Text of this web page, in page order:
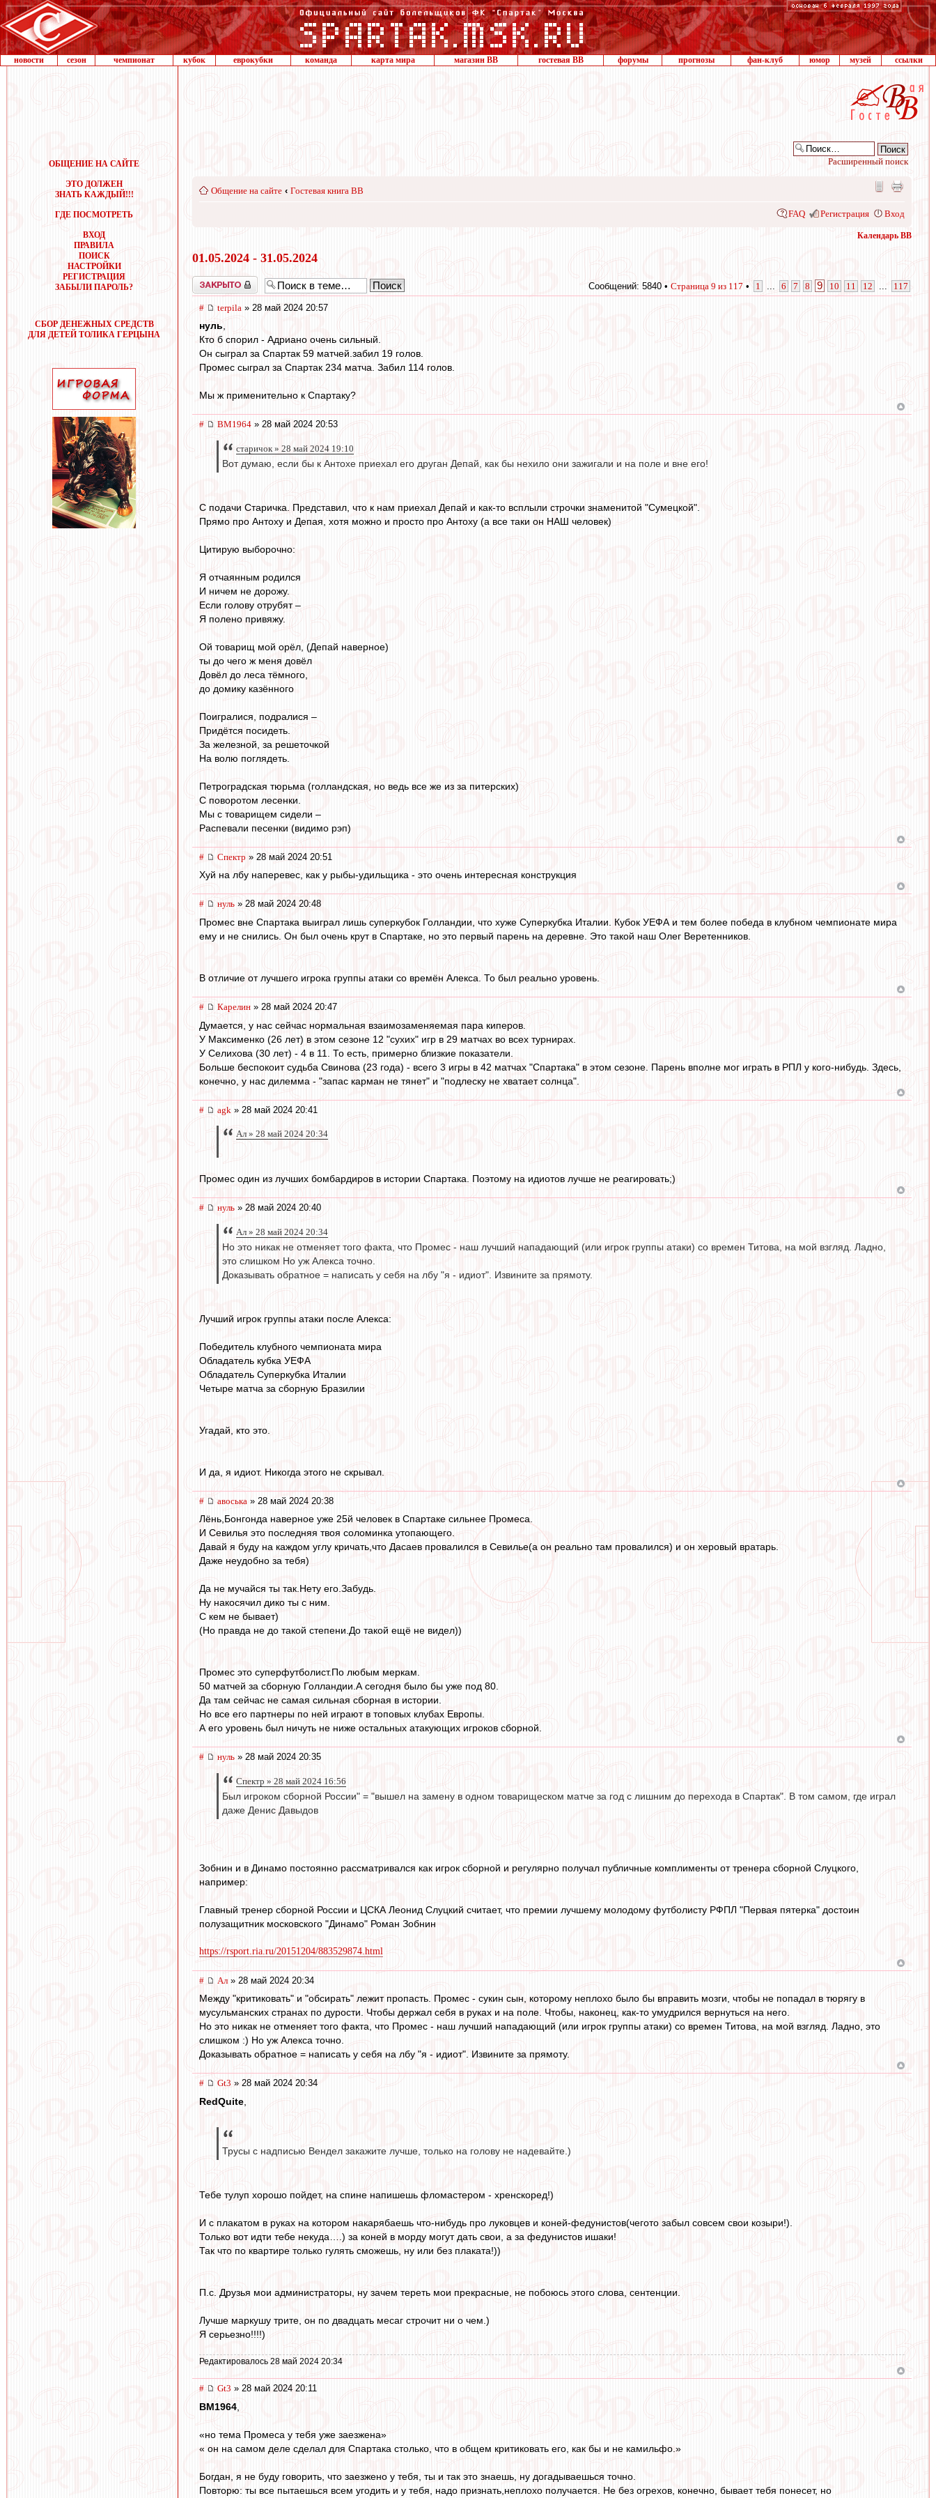
новости сезон чемпионат кубок еврокубки команда карта мира магазин ВВ гостевая ВВ форумы прогнозы фан-клуб юмор музей ссылки
ОБЩЕНИЕ НА САЙТЕ
ЭТО ДОЛЖЕН
ЗНАТЬ КАЖДЫЙ!!!
ГДЕ ПОСМОТРЕТЬ
ВХОД
ПРАВИЛА
ПОИСК
НАСТРОЙКИ
РЕГИСТРАЦИЯ
ЗАБЫЛИ ПАРОЛЬ?
СБОР ДЕНЕЖНЫХ СРЕДСТВ
ДЛЯ ДЕТЕЙ ТОЛИКА ГЕРЦЫНА
Расширенный поиск
Общение на сайте ‹ Гостевая книга ВВ
FAQ Регистрация Вход
Календарь ВВ
01.05.2024 - 31.05.2024
Закрыто Сообщений: 5840 • Страница 9 из 117 • 1 6 7 8 9 10 11 12 117
# terpila » 28 май 2024 20:57
нуль,
Кто б спорил - Адриано очень сильный.
Он сыграл за Спартак 59 матчей.забил 19 голов.
Промес сыграл за Спартак 234 матча. Забил 114 голов.
Мы ж применительно к Спартаку?
# BM1964 » 28 май 2024 20:53
старичок » 28 май 2024 19:10
Вот думаю, если бы к Антохе приехал его друган Депай, как бы нехило они зажигали и на поле и вне его!
С подачи Старичка. Представил, что к нам приехал Депай и как-то всплыли строчки знаменитой "Сумецкой".
Прямо про Антоху и Депая, хотя можно и просто про Антоху (а все таки он НАШ человек)
Цитирую выборочно:
Я отчаянным родился
И ничем не дорожу.
Если голову отрубят –
Я полено привяжу.
Ой товарищ мой орёл, (Депай наверное)
ты до чего ж меня довёл
Довёл до леса тёмного,
до домику казённого
Поигралися, подралися –
Придётся посидеть.
За железной, за решеточкой
На волю поглядеть.
Петроградская тюрьма (голландская, но ведь все же из за питерских)
С поворотом лесенки.
Мы с товарищем сидели –
Распевали песенки (видимо рэп)
# Спектр » 28 май 2024 20:51
Хуй на лбу наперевес, как у рыбы-удильщика - это очень интересная конструкция
# нуль » 28 май 2024 20:48
Промес вне Спартака выиграл лишь суперкубок Голландии, что хуже Суперкубка Италии. Кубок УЕФА и тем более победа в клубном чемпионате мира
ему и не снились. Он был очень крут в Спартаке, но это первый парень на деревне. Это такой наш Олег Веретенников.
В отличие от лучшего игрока группы атаки со времён Алекса. То был реально уровень.
# Карелин » 28 май 2024 20:47
Думается, у нас сейчас нормальная взаимозаменяемая пара киперов.
У Максименко (26 лет) в этом сезоне 12 "сухих" игр в 29 матчах во всех турнирах.
У Селихова (30 лет) - 4 в 11. То есть, примерно близкие показатели.
Больше беспокоит судьба Свинова (23 года) - всего 3 игры в 42 матчах "Спартака" в этом сезоне. Парень вполне мог играть в РПЛ у кого-нибудь. Здесь,
конечно, у нас дилемма - "запас карман не тянет" и "подлеску не хватает солнца".
# agk » 28 май 2024 20:41
Ал » 28 май 2024 20:34
Промес один из лучших бомбардиров в истории Спартака. Поэтому на идиотов лучше не реагировать;)
# нуль » 28 май 2024 20:40
Ал » 28 май 2024 20:34
Но это никак не отменяет того факта, что Промес - наш лучший нападающий (или игрок группы атаки) со времен Титова, на мой взгляд. Ладно,
это слишком Но уж Алекса точно.
Доказывать обратное = написать у себя на лбу "я - идиот". Извините за прямоту.
Лучший игрок группы атаки после Алекса:
Победитель клубного чемпионата мира
Обладатель кубка УЕФА
Обладатель Суперкубка Италии
Четыре матча за сборную Бразилии
Угадай, кто это.
И да, я идиот. Никогда этого не скрывал.
# авоська » 28 май 2024 20:38
Лёнь,Бонгонда наверное уже 25й человек в Спартаке сильнее Промеса.
И Севилья это последняя твоя соломинка утопающего.
Давай я буду на каждом углу кричать,что Дасаев провалился в Севилье(а он реально там провалился) и он херовый вратарь.
Даже неудобно за тебя)
Да не мучайся ты так.Нету его.Забудь.
Ну накосячил дико ты с ним.
С кем не бывает)
(Но правда не до такой степени.До такой ещё не видел))
Промес это суперфутболист.По любым меркам.
50 матчей за сборную Голландии.А сегодня было бы уже под 80.
Да там сейчас не самая сильная сборная в истории.
Но все его партнеры по ней играют в топовых клубах Европы.
А его уровень был ничуть не ниже остальных атакующих игроков сборной.
# нуль » 28 май 2024 20:35
Спектр » 28 май 2024 16:56
Был игроком сборной России" = "вышел на замену в одном товарищеском матче за год с лишним до перехода в Спартак". В том самом, где играл
даже Денис Давыдов
Зобнин и в Динамо постоянно рассматривался как игрок сборной и регулярно получал публичные комплименты от тренера сборной Слуцкого,
например:
Главный тренер сборной России и ЦСКА Леонид Слуцкий считает, что премии лучшему молодому футболисту РФПЛ "Первая пятерка" достоин
полузащитник московского "Динамо" Роман Зобнин
https://rsport.ria.ru/20151204/883529874.html
# Ал » 28 май 2024 20:34
Между "критиковать" и "обсирать" лежит пропасть. Промес - сукин сын, которому неплохо было бы вправить мозги, чтобы не попадал в тюрягу в
мусульманских странах по дурости. Чтобы держал себя в руках и на поле. Чтобы, наконец, как-то умудрился вернуться на него.
Но это никак не отменяет того факта, что Промес - наш лучший нападающий (или игрок группы атаки) со времен Титова, на мой взгляд. Ладно, это
слишком :) Но уж Алекса точно.
Доказывать обратное = написать у себя на лбу "я - идиот". Извините за прямоту.
# Gt3 » 28 май 2024 20:34
RedQuite
Трусы с надписью Вендел закажите лучше, только на голову не надевайте.)
Тебе тулуп хорошо пойдет, на спине напишешь фломастером - хренскоред!)
И с плакатом в руках на котором накарябаешь что-нибудь про луковцев и коней-федунистов(чегото забыл совсем свои козыри!).
Только вот идти тебе некуда….) за коней в морду могут дать свои, а за федунистов ишаки!
Так что по квартире только гулять сможешь, ну или без плаката!))
П.с. Друзья мои администраторы, ну зачем тереть мои прекрасные, не побоюсь этого слова, сентенции.
Лучше маркушу трите, он по двадцать месаг строчит ни о чем.)
Я серьезно!!!!)
Редактировалось 28 май 2024 20:34
# Gt3 » 28 май 2024 20:11
BM1964
«но тема Промеса у тебя уже заезжена»
« он на самом деле сделал для Спартака столько, что в общем критиковать его, как бы и не камильфо.»
Богдан, я не буду говорить, что заезжено у тебя, ты и так это знаешь, ну догадываешься точно.
Повторю: ты все пытаешься всем угодить и у тебя, надо признать,неплохо получается. Не без огрехов, конечно, бывает тебя понесет, но